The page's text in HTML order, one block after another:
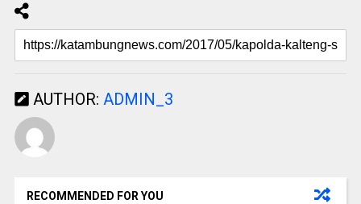
AUTHOR: ADMIN_3
RECOMMENDED FOR YOU